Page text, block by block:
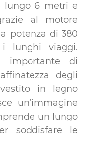
lungo 6 metri e
al motore
potenza di 380
lunghi viaggi.
importante di
degli
in legno
un’immagine
un lungo
soddisfare le